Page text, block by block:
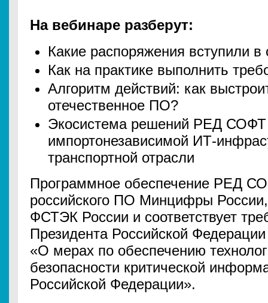
На вебинаре разберут:
Какие распоряжения вступили в
Как на практике выполнить
Алгоритм действий: как
отечественное ПО?
Экосистема решений РЕД СОФТ
импортонезависимой ИТ-
транспортной отрасли
Программное обеспечение РЕД
российского ПО Минцифры
ФСТЭК России и соответствует
Президента Российской
«О мерах по обеспечению
безопасности критической
Российской Федерации».